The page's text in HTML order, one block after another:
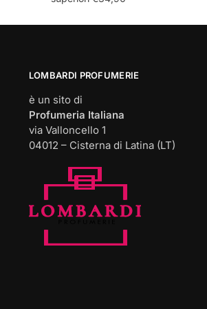
possono
nella
pagina
del
prodotto
LOMBARDI PROFUMERIE
è un sito di
Profumeria Italiana
via Valloncello 1
04012 – Cisterna di Latina (LT)